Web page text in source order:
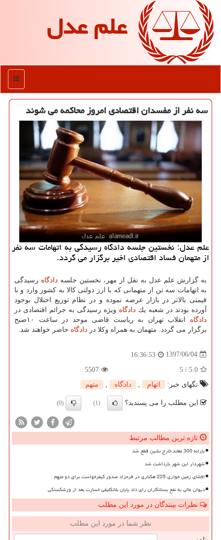
علم عدل
منو
سه نفر از مفسدان اقتصادی امروز محاكمه می شوند
علم عدل: نخستین جلسه دادگاه رسیدگی به اتهامات سه نفر
از متهمان فساد اقتصادی اخیر برگزار می گردد.
به گزارش علم عدل به نقل از مهر، نخستین جلسه دادگاه رسیدگی
به اتهامات سه تن از متهمانی كه با ارز دولتی كالا به كشور وارد و با
قیمتی بالاتر در بازار عرضه نموده و در نظام توزیع اختلال بوجود
آورده بودند در شعبه یك دادگاه ویژه رسیدگی به جرائم اقتصادی در
دادگاه
انقلاب تهران به ریاست قاضی موحد در ساعت ۱۰صبح
برگزار می گردد. متهمان به همراه وكلا در دادگاه حاضر خواهند شد.
1397/06/04
16:36:53
5.0
/
5
5507
تگهای خبر:
اتهام دادگاه متهم
این مطلب را می پسندید؟ (1)
(0)
تازه ترین مطالب مرتبط
یارانه 300 معاند خارج نشین قطع شد
شهردار این شهر بازداشت شد
افشای زمین خواری 225 هکتاری در فرحزاد صدور کیفرخواست برای دو متهم
دیوان عالی به نفع بستانکاران رای داد پایان بلاتکلیفی خسارت بعد از ورشکستگی
نظرات بینندگان در مورد این مطلب
نظر شما در مورد این مطلب